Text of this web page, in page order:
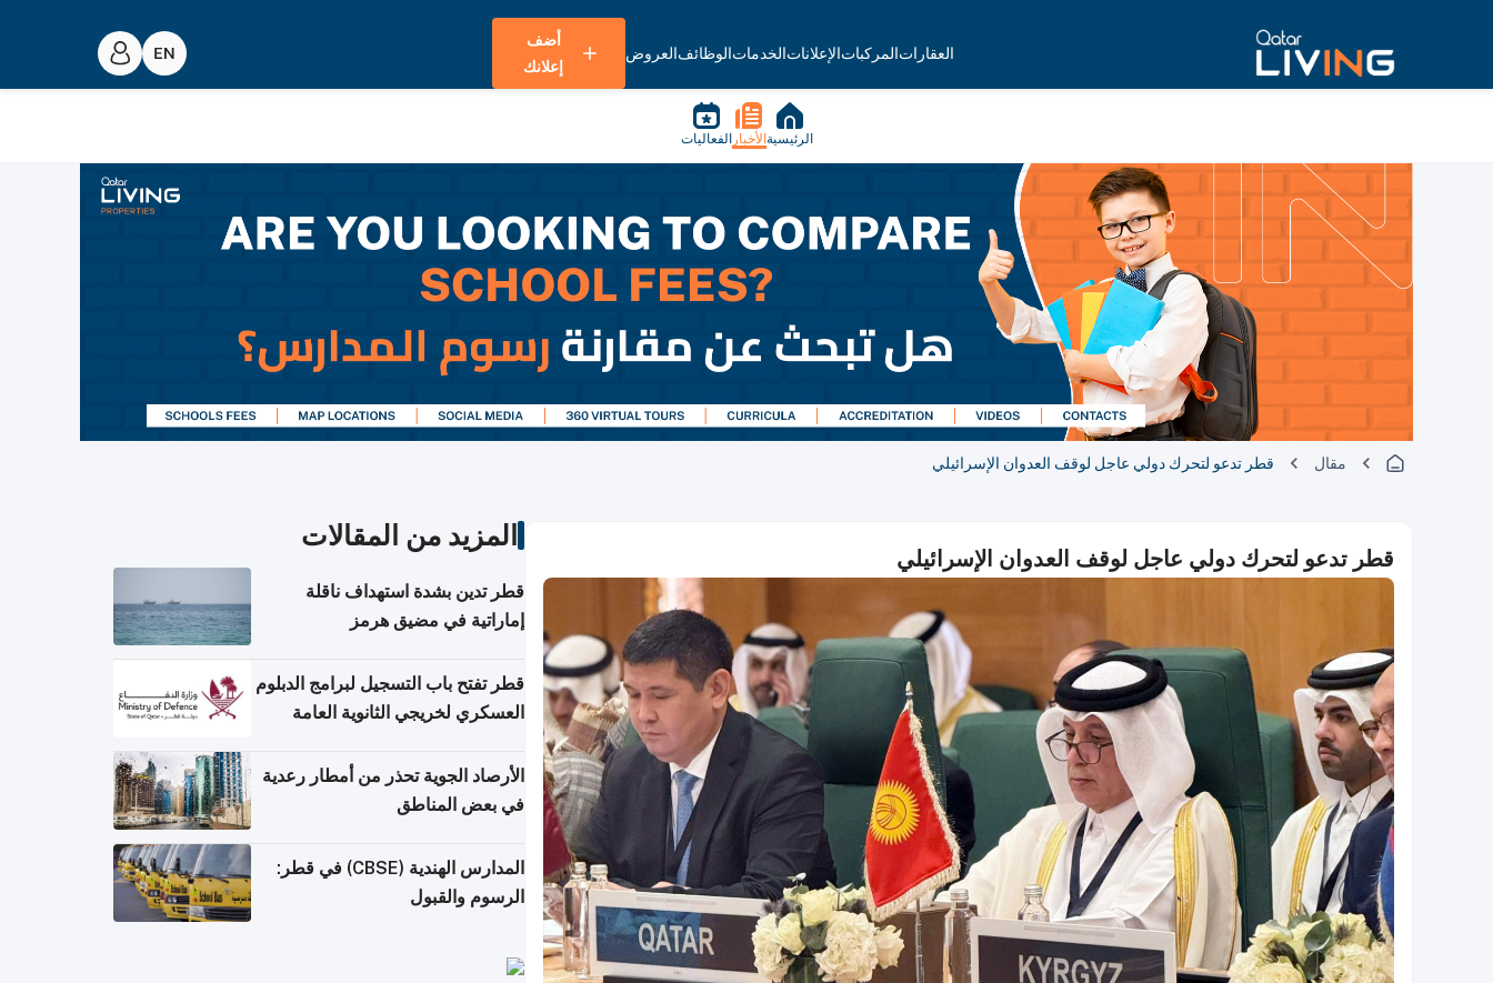
العقاراتالمركباتالإعلاناتالخدماتالوظائفالعروض
أضف
إعلانك
الرئيسية الأخبار الفعاليات
مقال قطر تدعو لتحرك دولي عاجل لوقف العدوان الإسرائيلي
قطر تدعو لتحرك دولي عاجل لوقف العدوان الإسرائيلي
المزيد من المقالات
قطر تدين بشدة استهداف ناقلة
إماراتية في مضيق هرمز
قطر تفتح باب التسجيل لبرامج الدبلوم
العسكري لخريجي الثانوية العامة
الأرصاد الجوية تحذر من أمطار رعدية
في بعض المناطق
المدارس الهندية (CBSE) في قطر:
الرسوم والقبول